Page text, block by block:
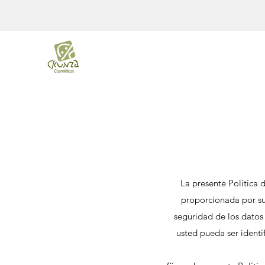
La presente Política
proporcionada por
seguridad de los
usted pueda ser